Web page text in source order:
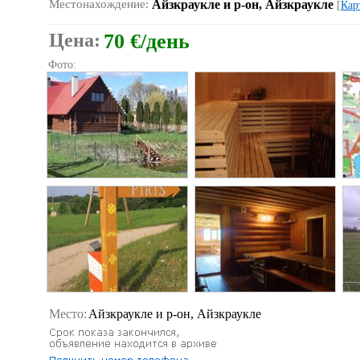
Местонахождение: Айзкраукле и р-он, Айзкраукле [
Цена: 70 €/день
Фото:
Место: Айзкраукле и р-он, Айзкраукле